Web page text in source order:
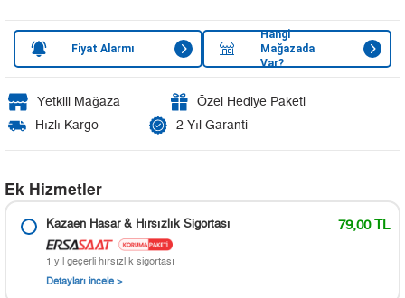
Fiyat Alarmı
Hangi
Mağazada
Var?
Yetkili Mağaza
Özel Hediye Paketi
Hızlı Kargo
2 Yıl Garanti
Ek Hizmetler
Kazaen Hasar & Hırsızlık Sigortası 79,00 TL
1 yıl geçerli hırsızlık sigortası
Detayları incele >